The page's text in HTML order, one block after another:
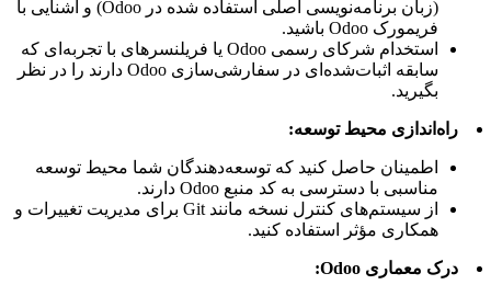
(زبان برنامه‌نویسی اصلی استفاده شده در Odoo) و آشنایی با
فریمورک Odoo باشید.
استخدام شرکای رسمی Odoo یا فریلنسرهای با تجربه‌ای که
سابقه اثبات‌شده‌ای در سفارشی‌سازی Odoo دارند را در نظر
بگیرید.
راه‌اندازی محیط توسعه:
اطمینان حاصل کنید که توسعه‌دهندگان شما محیط توسعه
مناسبی با دسترسی به کد منبع Odoo دارند.
از سیستم‌های کنترل نسخه مانند Git برای مدیریت تغییرات و
همکاری مؤثر استفاده کنید.
درک معماری Odoo: